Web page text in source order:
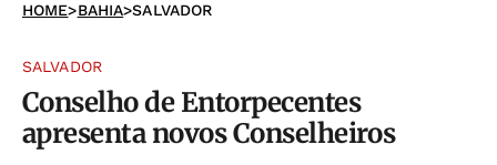
HOME>BAHIA>SALVADOR
SALVADOR
Conselho de Entorpecentes
apresenta novos Conselheiros